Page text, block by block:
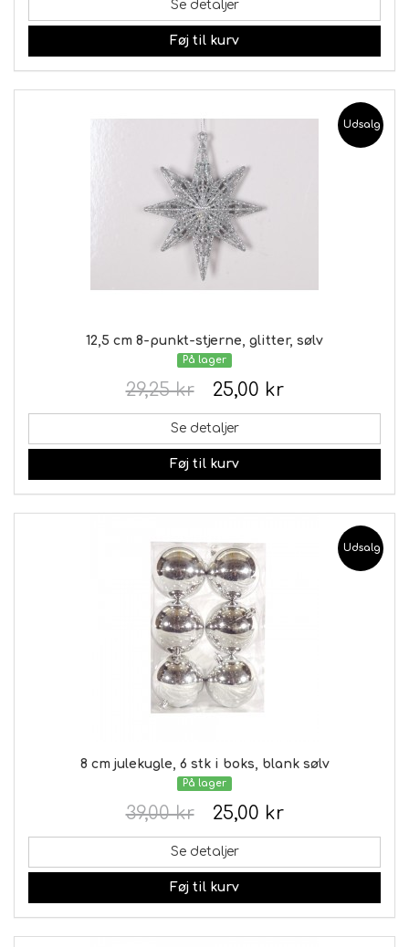
Se detaljer
Føj til kurv
Udsalg
12,5 cm 8-punkt-stjerne, glitter, sølv
På lager
25,00 kr
29,25 kr
Se detaljer
Føj til kurv
Udsalg
8 cm julekugle, 6 stk i boks, blank sølv
På lager
25,00 kr
39,00 kr
Se detaljer
Føj til kurv